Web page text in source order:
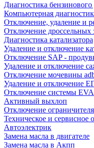
Диагностика бензинового
Компьютерная
Отключение, удаление и
Отключение дроссельных
Диагностика катализатора
Удаление и отключение
Отключение SAP -
Удаление и отключение
Отключение мочевины
Удаление и отключение
Отключение системы
Активный выхлоп
Отключение
Техническое и сервисное
Автоэлектрик
Замена масла в двигателе
Замена масла в Акпп